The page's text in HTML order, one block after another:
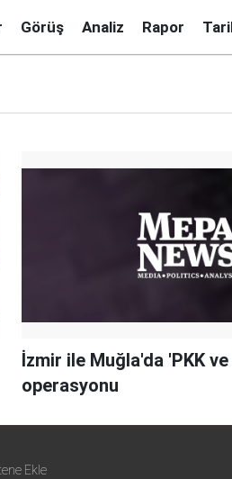
Görüş Analiz Rapor
İzmir ile Muğla'da 'PKK ve
operasyonu
Ekle